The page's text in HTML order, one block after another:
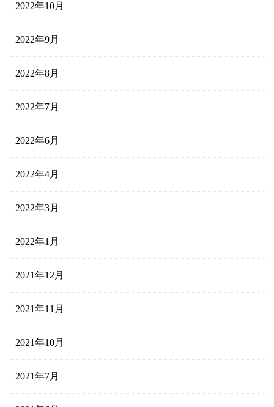
2022年10月
2022年9月
2022年8月
2022年7月
2022年6月
2022年4月
2022年3月
2022年1月
2021年12月
2021年11月
2021年10月
2021年7月